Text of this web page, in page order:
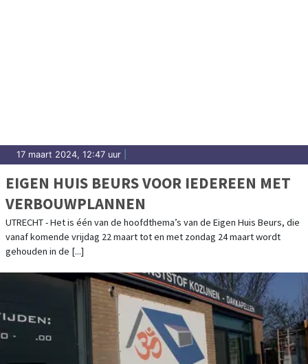
17 maart 2024, 12:47 uur
EIGEN HUIS BEURS VOOR IEDEREEN MET
VERBOUWPLANNEN
UTRECHT - Het is één van de hoofdthema’s van de Eigen Huis Beurs, die
vanaf komende vrijdag 22 maart tot en met zondag 24 maart wordt
gehouden in de [...]